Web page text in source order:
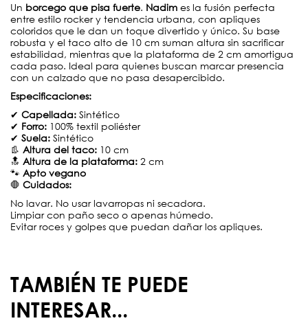
Un borcego que pisa fuerte. Nadim es la fusión perfecta
entre estilo rocker y tendencia urbana, con apliques
coloridos que le dan un toque divertido y único. Su base
robusta y el taco alto de 10 cm suman altura sin sacrificar
estabilidad, mientras que la plataforma de 2 cm amortigua
cada paso. Ideal para quienes buscan marcar presencia
con un calzado que no pasa desapercibido.
Especificaciones:
✔ Capellada: Sintético
✔ Forro: 100% textil poliéster
✔ Suela: Sintético
👢 Altura del taco: 10 cm
🔝 Altura de la plataforma: 2 cm
🐾 Apto vegano
🛑 Cuidados:
No lavar. No usar lavarropas ni secadora.
Limpiar con paño seco o apenas húmedo.
Evitar roces y golpes que puedan dañar los apliques.
TAMBIÉN TE PUEDE
INTERESAR...